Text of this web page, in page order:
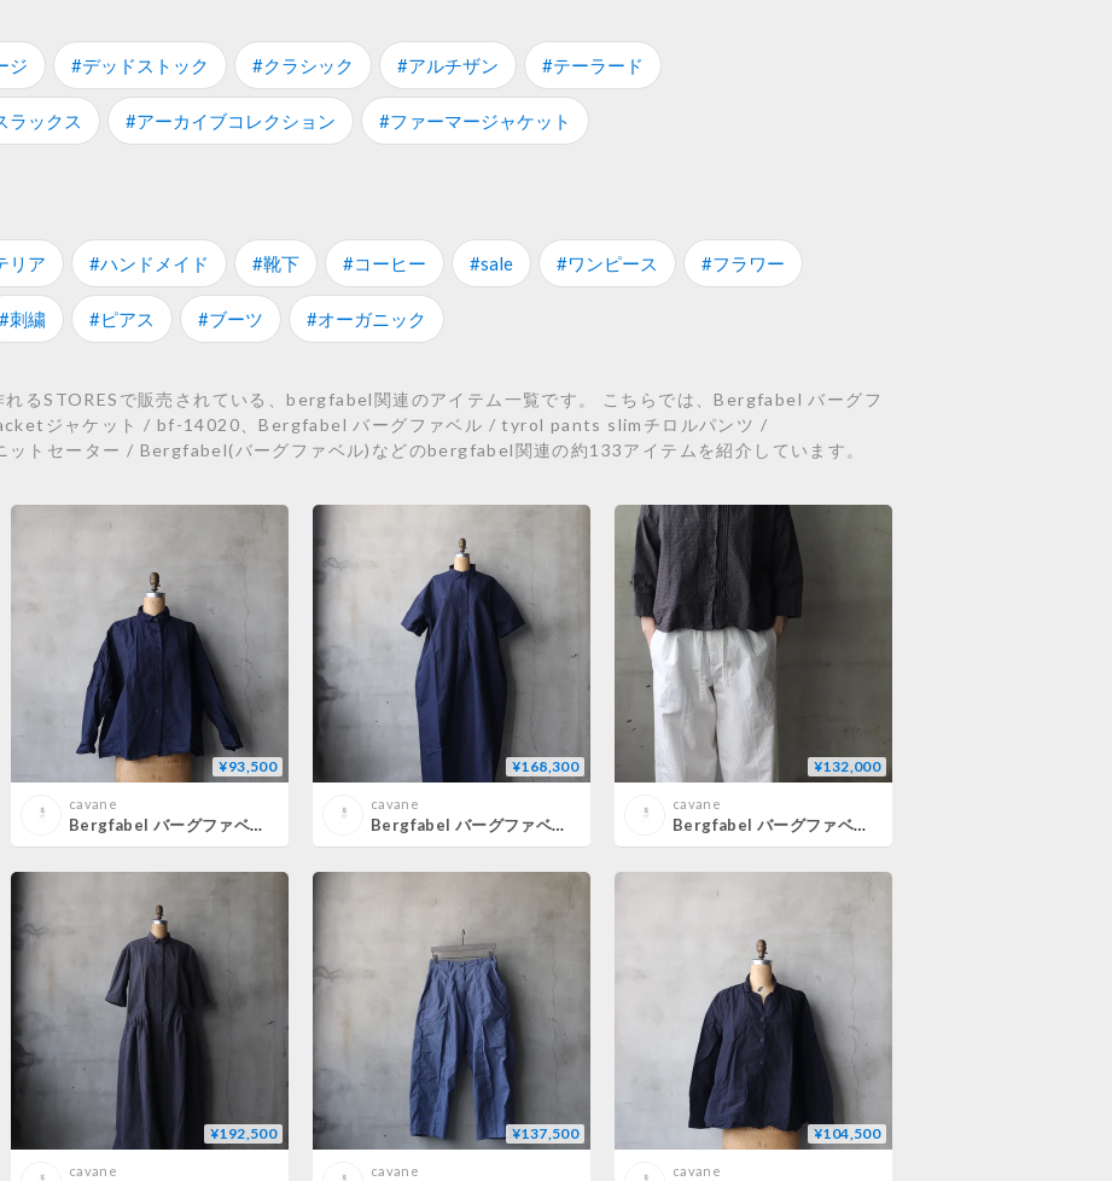
ジ #デッドストック #クラシック #アルチザン #テーラード
ラックス #アーカイブコレクション #ファーマージャケット
リア #ハンドメイド #靴下 #コーヒー #sale #ワンピース #フラワー
#刺繍 #ピアス #ブーツ #オーガニック
るSTORESで販売されている、bergfabel関連のアイテム一覧です。 こちらでは、Bergfabel バーグフ
ジャケット / bf-14020、Bergfabel バーグファベル / tyrol pants slimチロルパンツ /
トセーター / Bergfabel(バーグファベル)などのbergfabel関連の約133アイテムを紹介しています。
¥93,500
cavane
Bergfabel バーグファベル / Tina Shirtブラウス / BFWSH82/K79
¥168,300
cavane
Bergfabel バーグファベル / Sabi Dressワンピース / BFWSK255/K79
¥132,000
cavane
Bergfabel バーグファベル / Cloe pantsパンツ/ BFWP257/248
¥192,500
cavane
¥137,500
cavane
¥104,500
cavane